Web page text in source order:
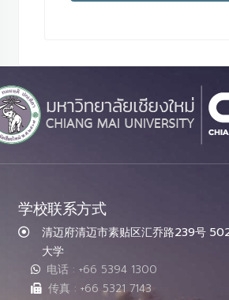
学校联系方式
清迈府清迈市素贴区汇乔路239号
大学
电话 : +66 5394 1300
传真 : +66 5321 7143